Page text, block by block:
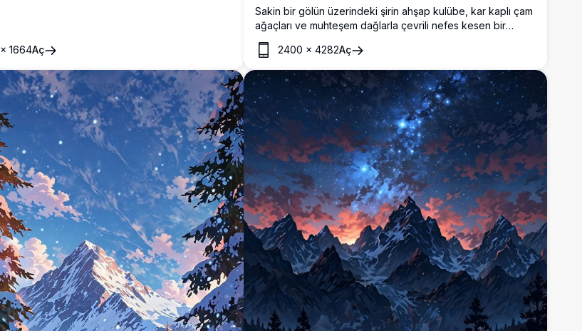
×1664Aç
Sakin bir gölün üzerindeki şirin ahşap kulübe, kar kaplı çam
ağaçları ve muhteşem dağlarla çevrili nefes kesen bir
Minecraft kış manzarası, etkileyici 4K çözünürlükte.
2400 × 4282Aç